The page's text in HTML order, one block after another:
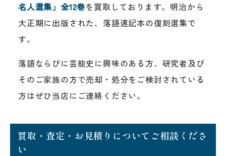
名人選集」全12巻を買取しております。明治から
大正期に出版された、落語速記本の復刻選集で
す。
落語ならびに芸能史に興味のある方、研究者及び
そのご家族の方で売却・処分をご検討されている
方はぜひ当店にご連絡ください。
買取・査定・お見積りについてご相談くださ
い